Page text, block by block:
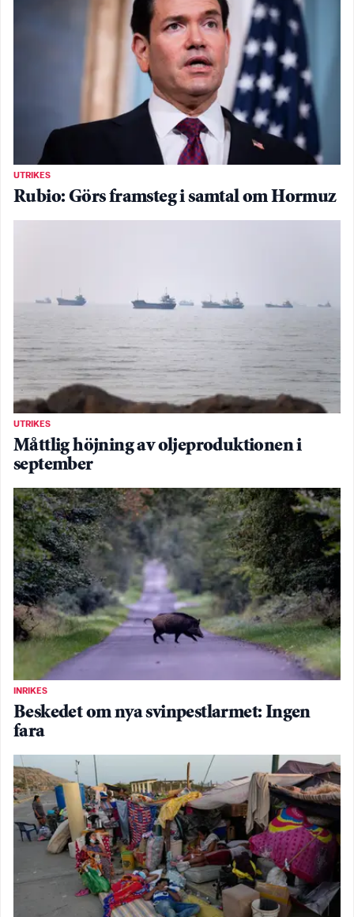
UTRIKES
Rubio: Görs framsteg i samtal om Hormuz
UTRIKES
Måttlig höjning av oljeproduktionen i
september
INRIKES
Beskedet om nya svinpestlarmet: Ingen
fara